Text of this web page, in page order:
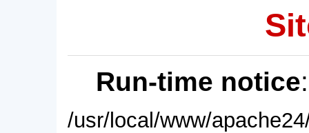
Run-time notice
/usr/local/www/